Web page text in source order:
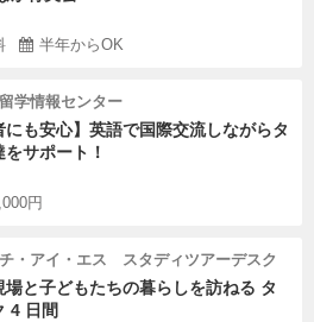
半年からOK
学情報センター
にも安心】英語で国際交流しながらタ
サポート！
円
・アイ・エス スタディツアーデスク
場と子どもたちの暮らしを訪ねる タ
4 日間